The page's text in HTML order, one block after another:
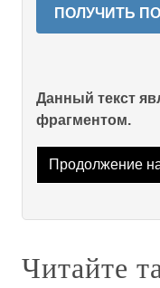
ПОЛУЧИТЬ
Данный текст
фрагментом.
Продолжение
Читайте